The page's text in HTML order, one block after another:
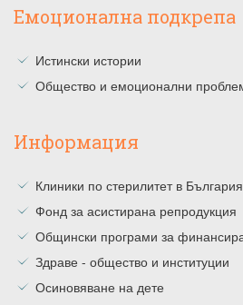
Емоционална подкрепа
Истински истории
Общество и емоционални
Информация
Клиники по стерилитет в България
Фонд за асистирана репродукция
Общински програми за
Здраве - общество и институции
Осиновяване на дете